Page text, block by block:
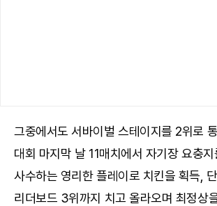
그중에서도 서바이벌 스테이지를 2위로
대회 마지막 날 11매치에서 자기장 요충지
사수하는 영리한 플레이로 치킨을 획득,
리더보드 3위까지 치고 올라오며 최정상